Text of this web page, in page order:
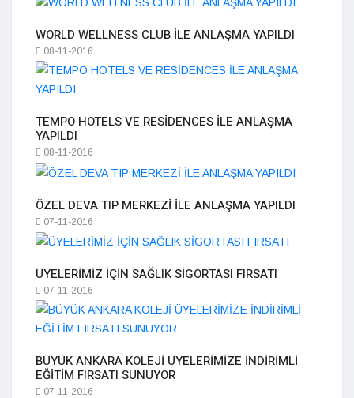
WORLD WELLNESS CLUB İLE ANLAŞMA YAPILDI
08-11-2016
TEMPO HOTELS VE RESİDENCES İLE ANLAŞMA
YAPILDI
08-11-2016
ÖZEL DEVA TIP MERKEZİ İLE ANLAŞMA YAPILDI
07-11-2016
ÜYELERİMİZ İÇİN SAĞLIK SİGORTASI FIRSATI
07-11-2016
BÜYÜK ANKARA KOLEJİ ÜYELERİMİZE İNDİRİMLİ
EĞİTİM FIRSATI SUNUYOR
07-11-2016